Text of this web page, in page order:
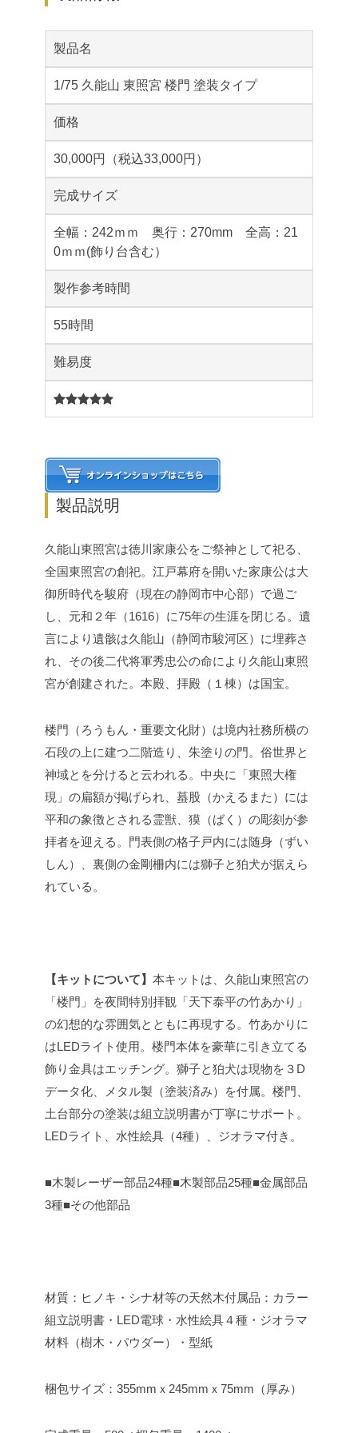
製品名
1/75 久能山 東照宮 楼門 塗装タイプ
価格
30,000円（税込33,000円）
完成サイズ
全幅：242ｍｍ 奥行：270mm 全高：21
0ｍｍ(飾り台含む）
製作参考時間
55時間
難易度
製品説明
久能山東照宮は徳川家康公をご祭神として祀る、
全国東照宮の創祀。江戸幕府を開いた家康公は大
御所時代を駿府（現在の静岡市中心部）で過ご
し、元和２年（1616）に75年の生涯を閉じる。遺
言により遺骸は久能山（静岡市駿河区）に埋葬さ
れ、その後二代将軍秀忠公の命により久能山東照
宮が創建された。本殿、拝殿（１棟）は国宝。
楼門（ろうもん・重要文化財）は境内社務所横の
石段の上に建つ二階造り、朱塗りの門。俗世界と
神域とを分けると云われる。中央に「東照大権
現」の扁額が掲げられ、蟇股（かえるまた）には
平和の象徴とされる霊獣、獏（ばく）の彫刻が参
拝者を迎える。門表側の格子戸内には随身（ずい
しん）、裏側の金剛柵内には獅子と狛犬が据えら
れている。
【キットについて】 本キットは、久能山東照宮の
「楼門」を夜間特別拝観「天下泰平の竹あかり」
の幻想的な雰囲気とともに再現する。竹あかりに
はLEDライト使用。楼門本体を豪華に引き立てる
飾り金具はエッチング。獅子と狛犬は現物を３D
データ化、メタル製（塗装済み）を付属。楼門、
土台部分の塗装は組立説明書が丁寧にサポート。
LEDライト、水性絵具（4種）、ジオラマ付き。
■木製レーザー部品24種■木製部品25種■金属部品
3種■その他部品
材質：ヒノキ・シナ材等の天然木付属品：カラー
組立説明書・LED電球・水性絵具４種・ジオラマ
材料（樹木・パウダー）・型紙
梱包サイズ：355mmｘ245mmｘ75mm（厚み）